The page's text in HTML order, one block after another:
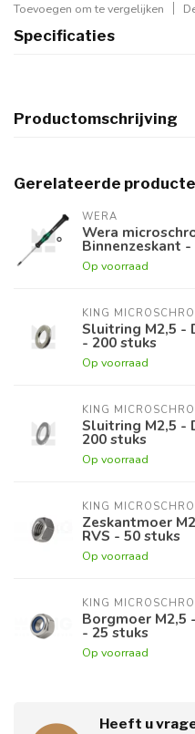
Toevoegen om te vergelijken
Specificaties
Productomschrijving
Gerelateerde
WERA
Wera
Binnenzeskant
Op voorraad
KING
Sluitring M2,5 -
- 200 stuks
Op voorraad
KING
Sluitring M2,5 -
200 stuks
Op voorraad
KING
Zeskantmoer
RVS - 50 stuks
Op voorraad
KING
Borgmoer M2,5
- 25 stuks
Op voorraad
Heeft u